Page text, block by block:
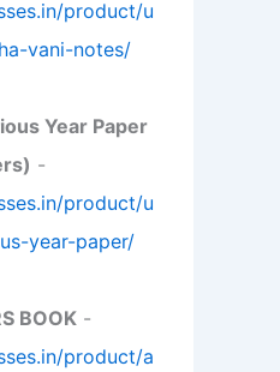
product/u
vani-notes/
Year Paper
-
product/u
year-paper/
BOOK -
product/a